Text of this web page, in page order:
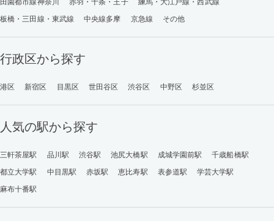
板橋・三田線・東武線
中央線多摩 京急線 その他
行政区から探す
港区 新宿区 目黒区 世田谷区 渋谷区 中野区 杉並区
人気の駅から探す
三軒茶屋駅 品川駅 渋谷駅 池尻大橋駅 成城学園前駅
千歳船橋駅
都立大学駅
中目黒駅 赤坂駅 恵比寿駅 表参道駅
学芸大学駅
麻布十番駅